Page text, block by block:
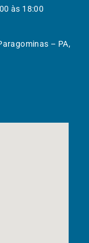
às 18:00
– PA,